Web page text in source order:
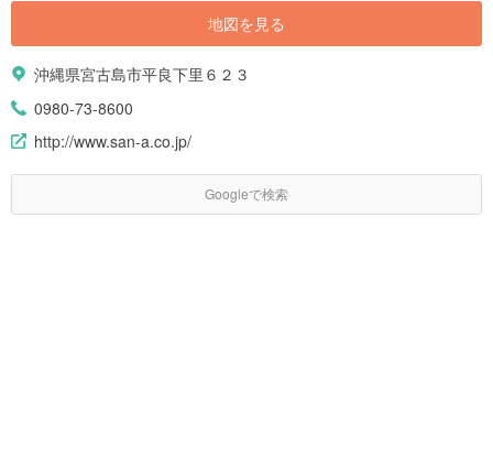
地図を見る
沖縄県宮古島市平良下里６２３
0980-73-8600
http://www.san-a.co.jp/
Googleで検索